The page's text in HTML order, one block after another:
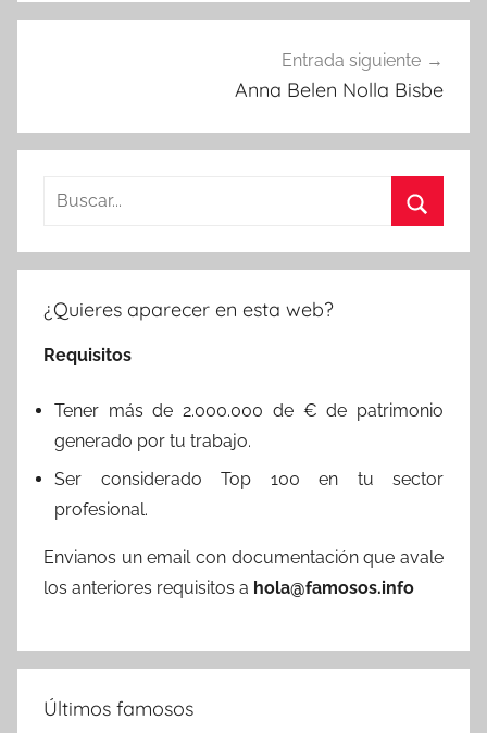
Entrada siguiente
Anna Belen Nolla Bisbe
Buscar:
¿Quieres aparecer en esta web?
Requisitos
Tener más de 2.000.000 de € de patrimonio
generado por tu trabajo.
Ser considerado Top 100 en tu sector
profesional.
Envianos un email con documentación que avale
los anteriores requisitos a hola@famosos.info
Últimos famosos